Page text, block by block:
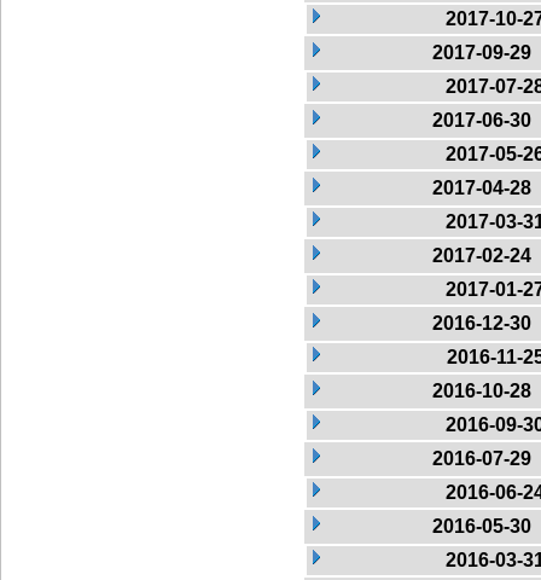
2017-10-
2017-09-29
2017-07-
2017-06-30
2017-05-
2017-04-28
2017-03-
2017-02-24
2017-01-
2016-12-30
2016-11-
2016-10-28
2016-09-
2016-07-29
2016-06-
2016-05-30
2016-03-